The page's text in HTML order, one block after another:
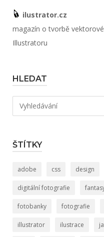
ilustrator.cz
magazín o tvorbě
Illustratoru
HLEDAT
Hledat:
ŠTÍTKY
adobe css design
digitální fotografie
fotobanky fotografie
illustrator ilustrace